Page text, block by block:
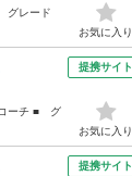
レード
お気に入り
ーチ ■ グ
提携サイト
お気に入り
提携サイト